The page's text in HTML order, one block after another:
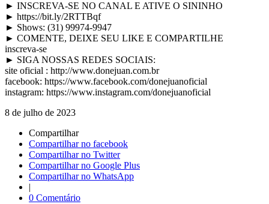
► INSCREVA-SE NO CANAL E ATIVE O SININHO
► https://bit.ly/2RTTBqf
► Shows: (31) 99974-9947
► COMENTE, DEIXE SEU LIKE E COMPARTILHE
inscreva-se
► SIGA NOSSAS REDES SOCIAIS:
site oficial : http://www.donejuan.com.br
facebook: https://www.facebook.com/donejuanoficial
instagram: https://www.instagram.com/donejuanoficial
8 de julho de 2023
Compartilhar
Compartilhar no facebook
Compartilhar no Twitter
Compartilhar no Google Plus
Compartilhar no WhatsApp
|
0 Comentário